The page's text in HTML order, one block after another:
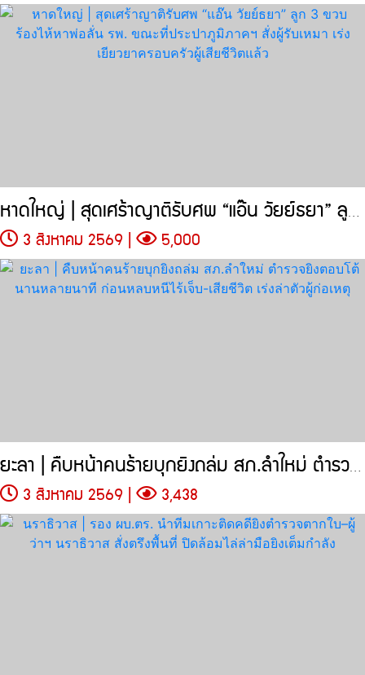
หาดใหญ่ | สุดเศร้าญาติรับศพ “แอ๊น วัยย์ธยา” ลูก 3 ขวบ
3 สิงหาคม 2569 | 5,000
ยะลา | คืบหน้าคนร้ายบุกยิงถล่ม สภ.ลำใหม่ ตำรวจยิงตอบโต้นานหลายนาที
3 สิงหาคม 2569 | 3,438